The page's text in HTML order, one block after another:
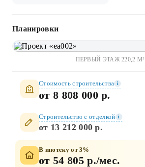
Планировки
ПЕРВЫЙ ЭТАЖ 220,2 М²
Стоимость строительства i
от 8 808 000 р.
Строительство c отделкой i
от 13 212 000 р.
В ипотеку от 3%
от 54 805 р./мес.